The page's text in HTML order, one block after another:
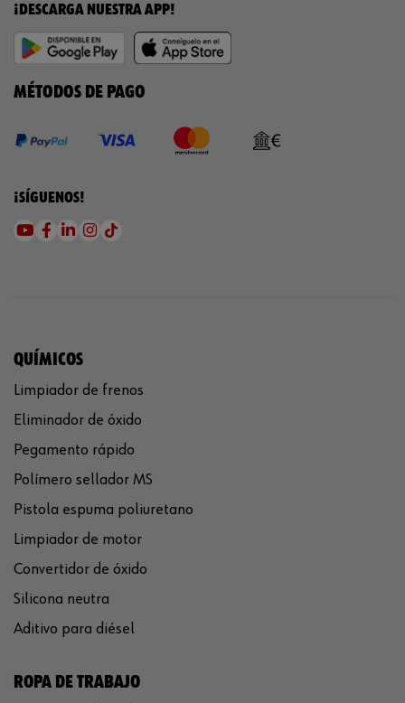
¡DESCARGA NUESTRA APP!
MÉTODOS DE PAGO
¡SÍGUENOS!
QUÍMICOS
Limpiador de frenos
Eliminador de óxido
Pegamento rápido
Polímero sellador MS
Pistola espuma poliuretano
Limpiador de motor
Convertidor de óxido
Silicona neutra
Aditivo para diésel
ROPA DE TRABAJO